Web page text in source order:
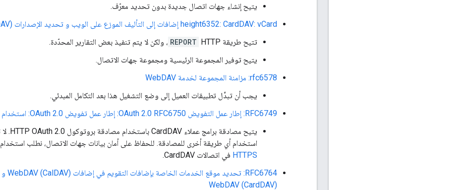
يتيح إنشاء جهات اتصال جديدة بدون تحديد معرّف.
height6352: CardDAV: vCard إضافات إلى التأليف الموزع على الويب و تحديد الإصدارات (WebDAV)
تتيح طريقة HTTP
REPORT ، ولكن لا يتم تنفيذ بعض التقارير المحدّدة.
يتيح توفير المجموعة الرئيسية ومجموعة جهات الاتصال.
rfc6578: مزامنة المجموعة لخدمة WebDAV
يجب أن تبدِّل تطبيقات العميل إلى وضع التشغيل هذا بعد التكامل المبدئي.
RFC6749: إطار عمل التفويض OAuth 2.0
RFC6750: إطار عمل تفويض OAuth 2.0: استخدام رمز الحامل المميز
استخدام أي طريقة أخرى للمصادقة. للحفاظ على أمان بيانات جهات الاتصال، نطلب استخدام
HTTPS في اتصالات CardDAV.
WebDAV (CardDAV)